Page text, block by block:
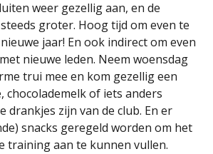
weer gezellig aan, en de
groter. Hoog tijd om even te
jaar! En ook indirect om even
nieuwe leden. Neem woensdag
trui mee en kom gezellig een
chocolademelk of iets anders
drankjes zijn van de club. En er
snacks geregeld worden om het
training aan te kunnen vullen.